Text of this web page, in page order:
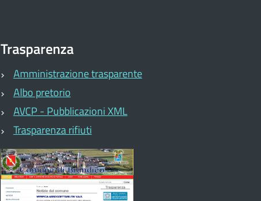
Trasparenza
Amministrazione trasparente
Albo pretorio
AVCP - Pubblicazioni XML
Trasparenza rifiuti